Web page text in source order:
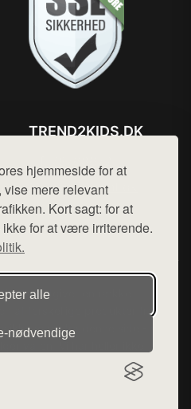
hjemmeside for at
mere relevant
Kort sagt: for at
for at være irriterende.
alle
TREND2KIDS.DK
Mail: hej@want.dk
Cookie- og privatlivspolitik
der udgiver en række
af forskellige produkter fra
ikke varer fra denne side - vi
varen. Vi har heller ikke